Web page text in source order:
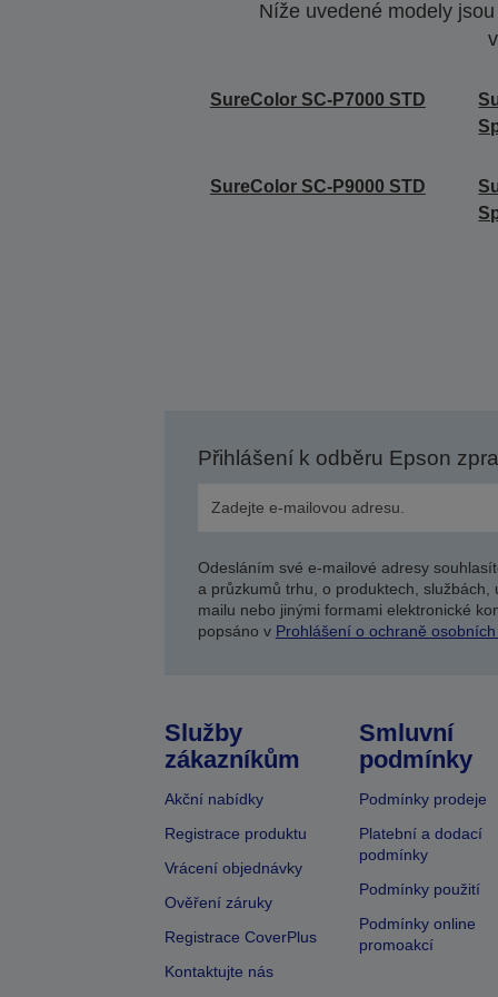
Níže uvedené modely
SureColor SC-P7000 STD
SureColor SC-P9000 STD
Přihlášení k odběru Epson
Odesláním své e-mailové adresy
a průzkumů trhu, o produktech,
mailu nebo jinými formami elektronické
popsáno v Prohlášení o ochraně
Služby
zákazníkům
Akční nabídky
Registrace produktu
Vrácení objednávky
Ověření záruky
Registrace CoverPlus
Kontaktujte nás
Smluvní
podmínky
Podmínky prodeje
Platební a dodací
podmínky
Podmínky použití
Podmínky online
promoakcí